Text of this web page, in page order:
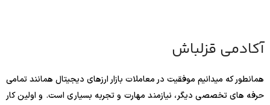
آکادمی قزلباش
همانطور که میدانیم موفقیت در معاملات بازار ارزهای دیجیتال همانند تمامی
حرفه های تخصصی دیگر، نیازمند مهارت و تجربه بسیاری است. و اولین کار